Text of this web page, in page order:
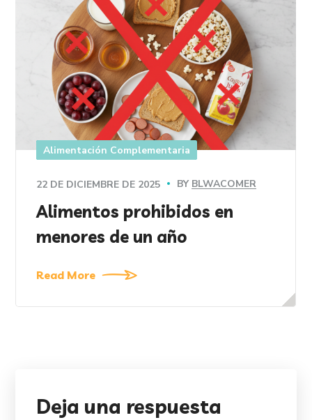
Alimentación Complementaria
22 DE DICIEMBRE DE 2025 BY BLWACOMER
Alimentos prohibidos en
menores de un año
Read More
Deja una respuesta